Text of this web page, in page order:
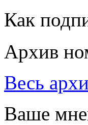
Как
Архив
Весь
Ваше